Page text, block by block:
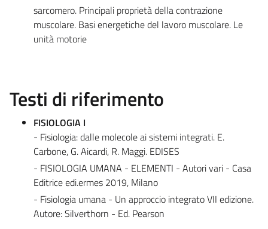
sarcomero. Principali proprietà della contrazione
muscolare. Basi energetiche del lavoro muscolare. Le
unità motorie
Testi di riferimento
FISIOLOGIA I
- Fisiologia: dalle molecole ai sistemi integrati. E.
Carbone, G. Aicardi, R. Maggi. EDISES
- FISIOLOGIA UMANA - ELEMENTI - Autori vari - Casa
Editrice edi.ermes 2019, Milano
- Fisiologia umana - Un approccio integrato VII edizione.
Autore: Silverthorn - Ed. Pearson